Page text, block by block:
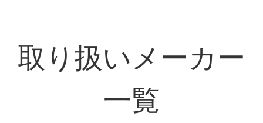
取り扱いメーカー
一覧